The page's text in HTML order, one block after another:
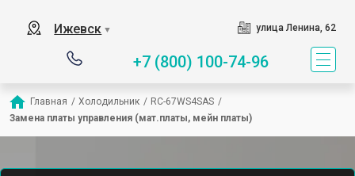
Ижевск ▼ улица Ленина, 62
+7 (800) 100-74-96
Главная / Холодильник / RC-67WS4SAS /
Замена платы управления (мат.платы, мейн платы)